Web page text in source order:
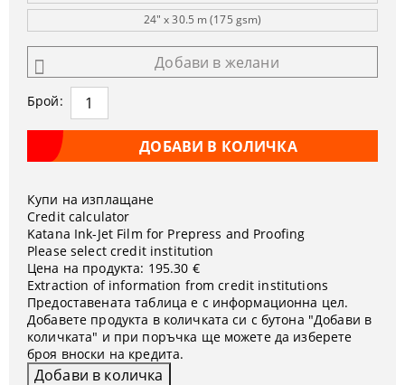
24" x 30.5 m (175 gsm)
Добави в желани
Брой:
Купи на изплащане
Credit calculator
Katana Ink-Jet Film for Prepress and Proofing
Please select credit institution
Цена на продукта: 195.30 €
Extraction of information from credit institutions
Предоставената таблица е с информационна цел.
Добавете продукта в количката си с бутона "Добави в
количката" и при поръчка ще можете да изберете
броя вноски на кредита.